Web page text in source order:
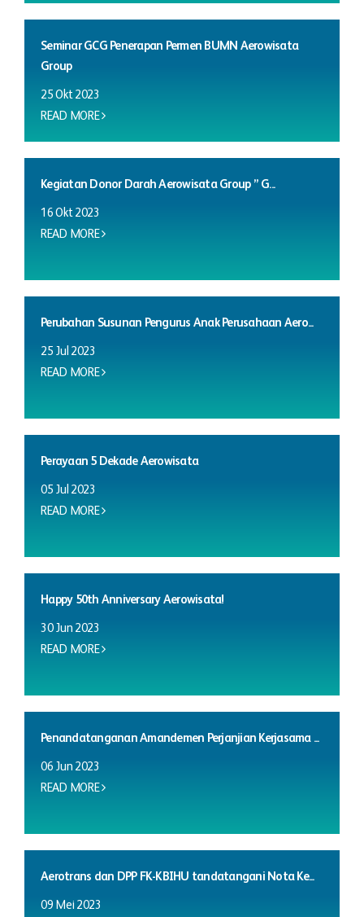
Seminar GCG Penerapan Permen BUMN Aerowisata
Group
25 Okt 2023
READ MORE
Kegiatan Donor Darah Aerowisata Group ” G...
16 Okt 2023
READ MORE
Perubahan Susunan Pengurus Anak Perusahaan Aero...
25 Jul 2023
READ MORE
Perayaan 5 Dekade Aerowisata
05 Jul 2023
READ MORE
Happy 50th Anniversary Aerowisata!
30 Jun 2023
READ MORE
Penandatanganan Amandemen Perjanjian Kerjasama ...
06 Jun 2023
READ MORE
Aerotrans dan DPP FK-KBIHU tandatangani Nota Ke...
09 Mei 2023